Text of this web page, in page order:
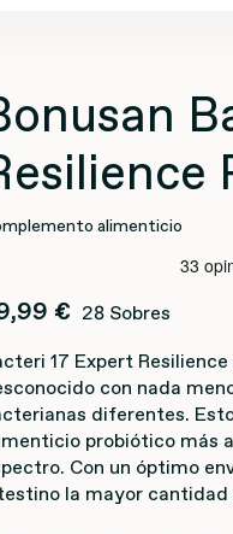
alimenticio
€ 28 Sobres
17 Expert
con nada
diferentes.
probiótico más
Con un óptimo
la mayor cantidad